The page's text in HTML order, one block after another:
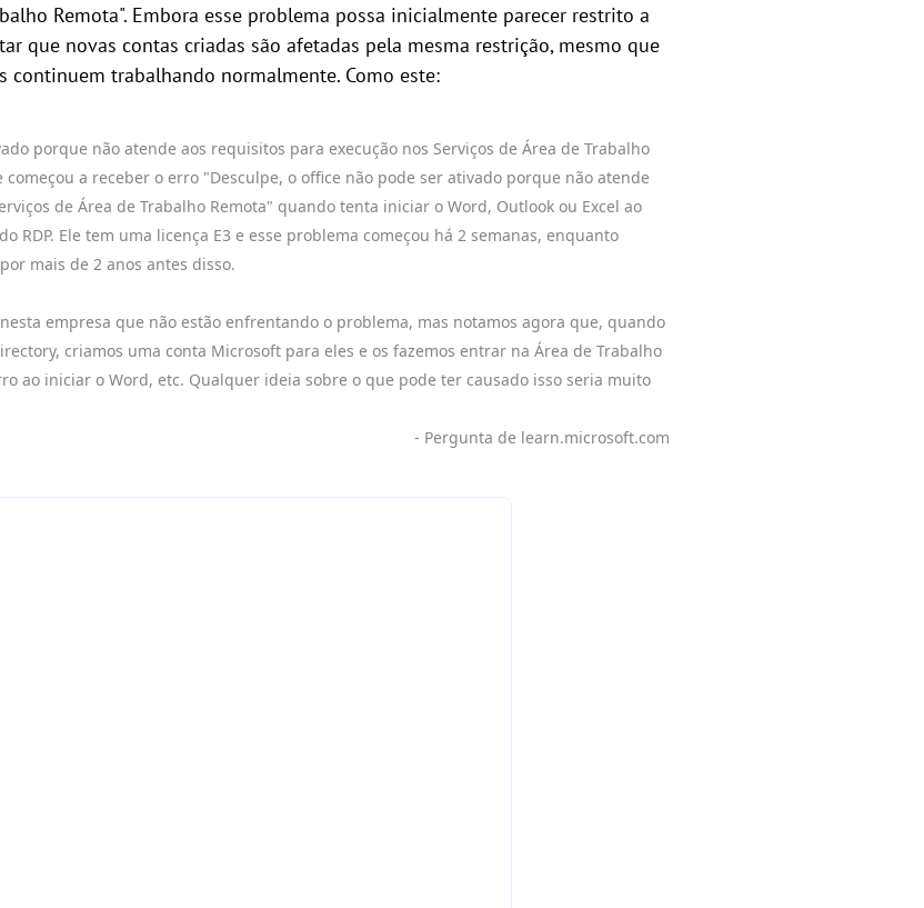
Remota". Embora esse problema possa inicialmente parecer restrito a
que novas contas criadas são afetadas pela mesma restrição, mesmo que
continuem trabalhando normalmente. Como este:
porque não atende aos requisitos para execução nos Serviços de Área de Trabalho
começou a receber o erro "Desculpe, o office não pode ser ativado porque não atende
de Área de Trabalho Remota" quando tenta iniciar o Word, Outlook ou Excel ao
RDP. Ele tem uma licença E3 e esse problema começou há 2 semanas, enquanto
mais de 2 anos antes disso.
empresa que não estão enfrentando o problema, mas notamos agora que, quando
criamos uma conta Microsoft para eles e os fazemos entrar na Área de Trabalho
ao iniciar o Word, etc. Qualquer ideia sobre o que pode ter causado isso seria muito
- Pergunta de learn.microsoft.com